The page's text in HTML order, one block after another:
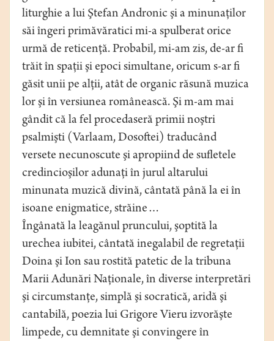
liturghie a lui Ştefan Andronic şi a minunaţilor
săi îngeri primăvăratici mi-a spulberat orice
urmă de reticenţă. Probabil, mi-am zis, de-ar fi
trăit în spaţii şi epoci simultane, oricum s-ar fi
găsit unii pe alţii, atât de organic răsună muzica
lor şi în versiunea românească. Şi m-am mai
gândit că la fel procedaseră primii noştri
psalmişti (Varlaam, Dosoftei) traducând
versete necunoscute şi apropiind de sufletele
credincioşilor adunaţi în jurul altarului
minunata muzică divină, cântată până la ei în
isoane enigmatice, străine…
Îngânată la leagănul pruncului, şoptită la
urechea iubitei, cântată inegalabil de regretaţii
Doina şi Ion sau rostită patetic de la tribuna
Marii Adunări Naţionale, în diverse interpretări
şi circumstanţe, simplă şi socratică, aridă şi
cantabilă, poezia lui Grigore Vieru izvorăşte
limpede, cu demnitate şi convingere în